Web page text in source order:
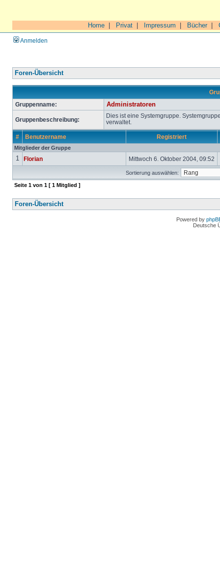
Home Privat Impressum Bücher|
Anmelden
Foren-Übersicht
Gruppenname:
Administratoren
Gruppenbeschreibung:
Dies ist eine Systemgruppe.
verwaltet.
# Benutzername Registriert
Mitglieder der Gruppe
1 Florian Mittwoch 6. Oktober 2004, 09:52
Sortierung auswählen:
Seite 1 von 1 [ 1 Mitglied ]
Foren-Übersicht
Powered by
Deutsche